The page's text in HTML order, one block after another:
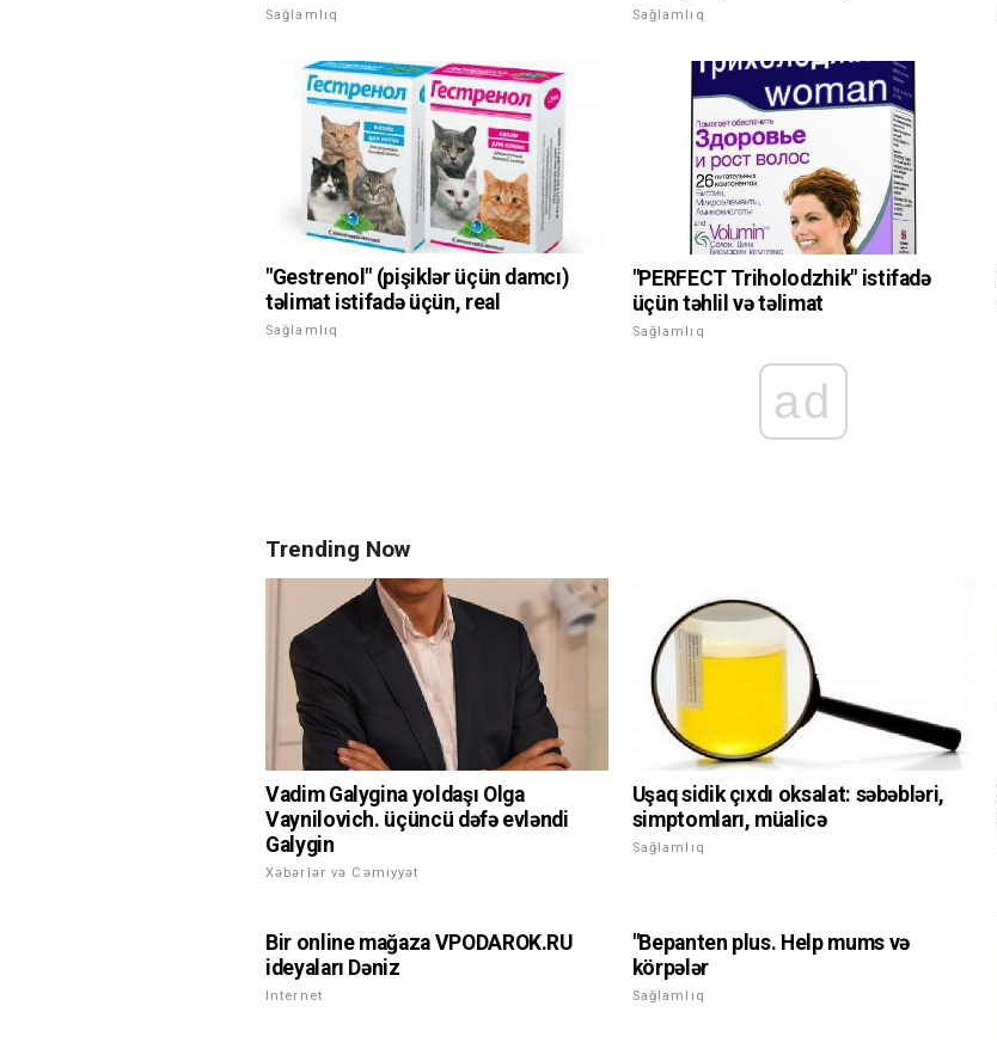
Sağlamlıq Sağlamlıq
"Gestrenol" (pişiklər üçün damcı)
təlimat istifadə üçün, real
Sağlamlıq
"PERFECT Triholodzhik" istifadə
üçün təhlil və təlimat
Sağlamlıq
ad
Trending Now
Vadim Galygina yoldaşı Olga
Vaynilovich. üçüncü dəfə evləndi
Galygin
Xəbərlər və Cəmiyyət
Uşaq sidik çıxdı oksalat: səbəbləri,
simptomları, müalicə
Sağlamlıq
Bir online mağaza VPODAROK.RU
ideyaları Dəniz
Internet
"Bepanten plus. Help mums və
körpələr
Sağlamlıq